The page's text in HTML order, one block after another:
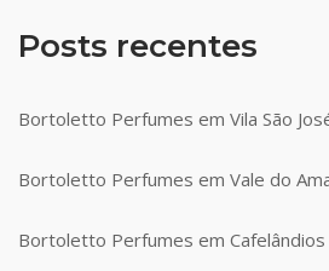
Posts recentes
Bortoletto Perfumes em Vila São
Bortoletto Perfumes em Vale do
Bortoletto Perfumes em Cafelândios